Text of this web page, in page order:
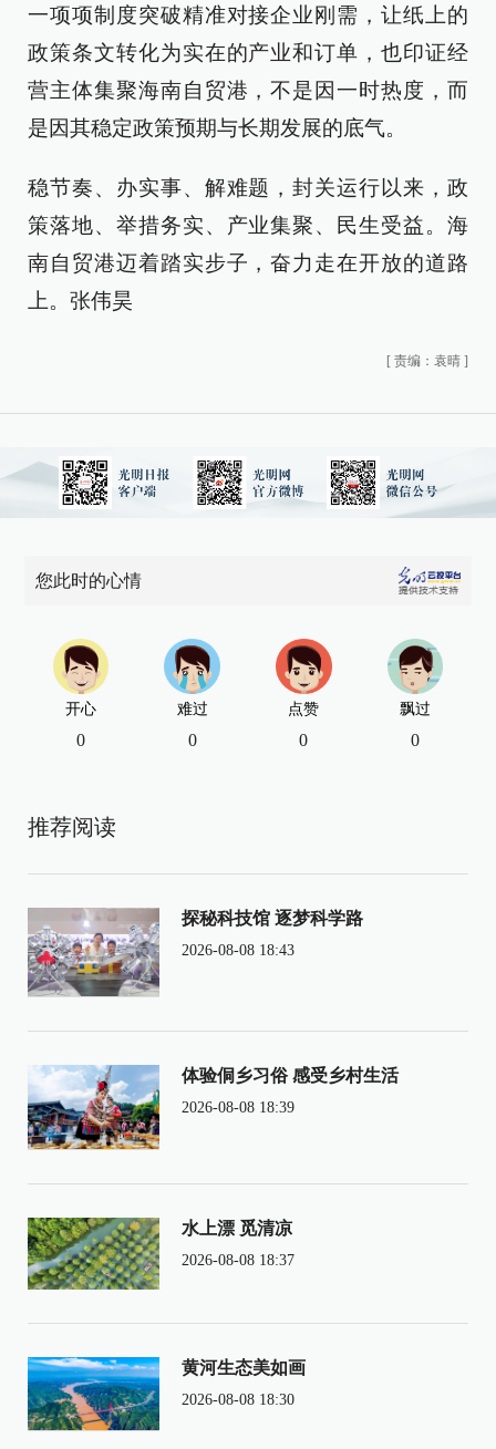
一项项制度突破精准对接企业刚需，让纸上的
政策条文转化为实在的产业和订单，也印证经
营主体集聚海南自贸港，不是因一时热度，而
是因其稳定政策预期与长期发展的底气。
稳节奏、办实事、解难题，封关运行以来，政
策落地、举措务实、产业集聚、民生受益。海
南自贸港迈着踏实步子，奋力走在开放的道路
上。张伟昊
[ 责编：袁晴 ]
您此时的心情
开心
0
难过
0
点赞
0
飘过
0
推荐阅读
探秘科技馆 逐梦科学路
2026-08-08 18:43
体验侗乡习俗 感受乡村生活
2026-08-08 18:39
水上漂 觅清凉
2026-08-08 18:37
黄河生态美如画
2026-08-08 18:30